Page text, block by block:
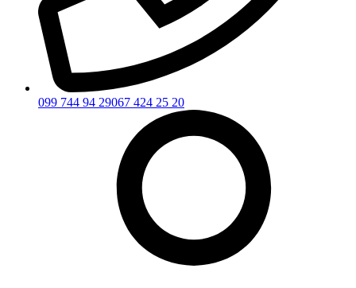
099 744 94 29067 424 25 20